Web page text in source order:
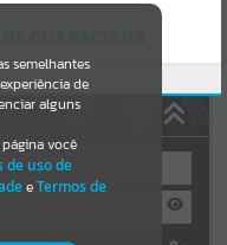
semelhantes
de
alguns
você
de uso de
eTermos de
GUARACIABA